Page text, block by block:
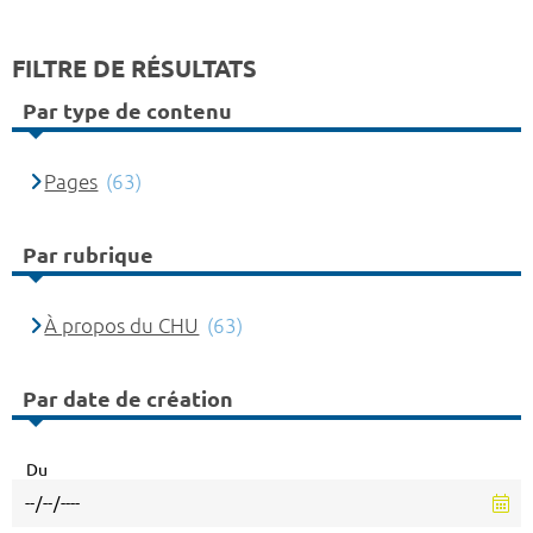
FILTRE DE RÉSULTATS
Par type de contenu
Pages (63)
Par rubrique
À propos du CHU (63)
Par date de création
Du